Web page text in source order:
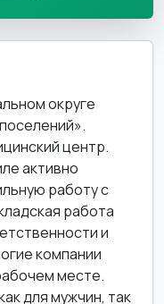
округе
центр.
активно
работу с
работа
и
компании
месте.
для мужчин, так